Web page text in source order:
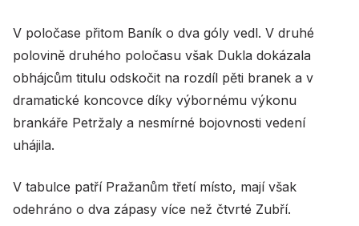
V poločase přitom Baník o dva góly vedl. V druhé
polovině druhého poločasu však Dukla dokázala
obhájcům titulu odskočit na rozdíl pěti branek a v
dramatické koncovce díky výbornému výkonu
brankáře Petržaly a nesmírné bojovnosti vedení
uhájila.
V tabulce patří Pražanům třetí místo, mají však
odehráno o dva zápasy více než čtvrté Zubří.